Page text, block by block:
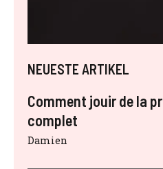
NEUESTE ARTIKEL
Comment jouir de la
complet
Damien